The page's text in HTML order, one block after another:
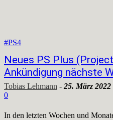
#PS4
Neues PS Plus
Ankündigung nächste
Tobias Lehmann - 25. März 2022
0
In den letzten Wochen und